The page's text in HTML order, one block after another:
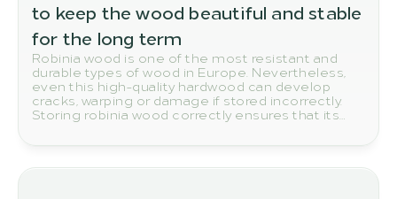
to keep the wood beautiful and stable
for the long term
Robinia wood is one of the most resistant and
durable types of wood in Europe. Nevertheless,
even this high-quality hardwood can develop
cracks, warping or damage if stored incorrectly.
Storing robinia wood correctly ensures that its
natural quality and durability are preserved in the